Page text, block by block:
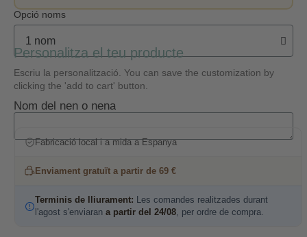
Opció noms
Personalitza el teu producte
Escriu la personalització. You can save the customization by
clicking the 'add to cart' button.
Nom del nen o nena
Fabricació local i a mida a Espanya
Enviament gratuït a partir de 69 €
Terminis de lliurament: Les comandes realitzades durant
l'agost s'enviaran a partir del 24/08, per ordre de compra.